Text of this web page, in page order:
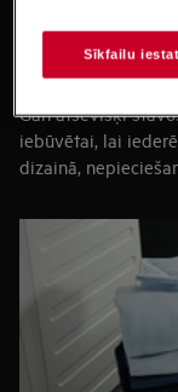
PLATĪBA UN
Gan atsevišķi
iebūvētai, lai
dizainā,
60–48 cm platums
48–34 cm platums
ielādi
45–40 cm platums
Galvenais
apsveriet
Sīkfailu